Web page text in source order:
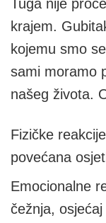
Tuga nije
krajem.
kojemu smo
sami moramo
našeg života.
Fizičke
povećana
Emocionalne
čežnja,